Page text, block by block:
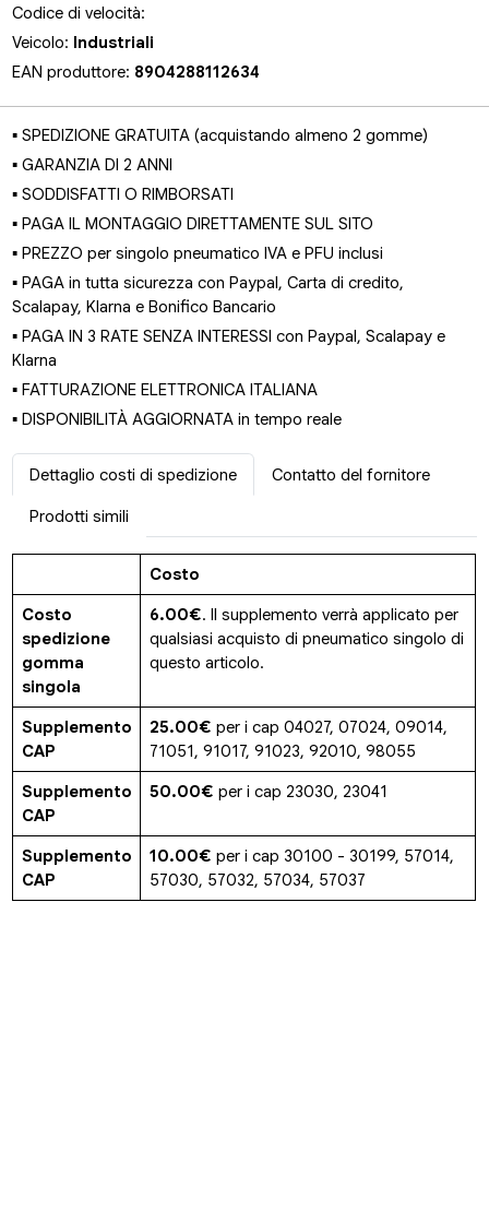
Codice di velocità:
Veicolo: Industriali
EAN produttore: 8904288112634
▪ SPEDIZIONE GRATUITA (acquistando almeno 2 gomme)
▪ GARANZIA DI 2 ANNI
▪ SODDISFATTI O RIMBORSATI
▪ PAGA IL MONTAGGIO DIRETTAMENTE SUL SITO
▪ PREZZO per singolo pneumatico IVA e PFU inclusi
▪ PAGA in tutta sicurezza con Paypal, Carta di credito,
Scalapay, Klarna e Bonifico Bancario
▪ PAGA IN 3 RATE SENZA INTERESSI con Paypal, Scalapay e
Klarna
▪ FATTURAZIONE ELETTRONICA ITALIANA
▪ DISPONIBILITÀ AGGIORNATA in tempo reale
Dettaglio costi di spedizione Contatto del fornitore
Prodotti simili
Costo
Costo
spedizione
gomma
singola
6.00€. Il supplemento verrà applicato per
qualsiasi acquisto di pneumatico singolo di
questo articolo.
Supplemento
CAP
25.00€ per i cap 04027, 07024, 09014,
71051, 91017, 91023, 92010, 98055
Supplemento
CAP
50.00€ per i cap 23030, 23041
Supplemento
CAP
10.00€ per i cap 30100 - 30199, 57014,
57030, 57032, 57034, 57037